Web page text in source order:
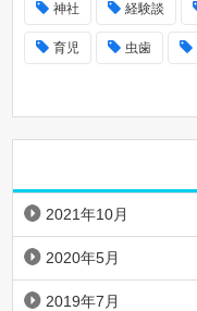
神社 経験談
育児 虫歯
2021年10月
2020年5月
2019年7月